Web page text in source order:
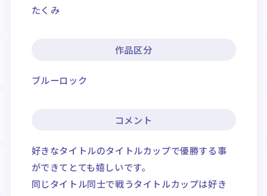
たくみ
作品区分
ブルーロック
コメント
好きなタイトルのタイトルカップで優勝する事
ができてとても嬉しいです。
同じタイトル同士で戦うタイトルカップは好き